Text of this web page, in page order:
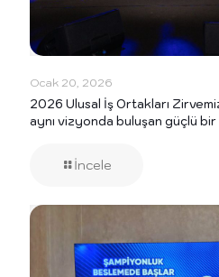
Ocak 20, 2026
2026 Ulusal İş Ortakları
aynı vizyonda buluşan güçlü bir
İncele